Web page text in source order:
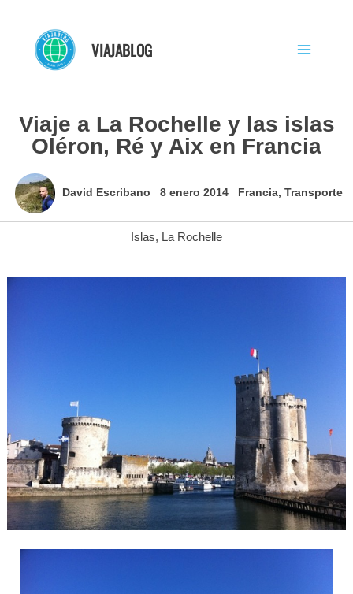
contenido
VIAJABLOG
Viaje a La Rochelle y las islas
Oléron, Ré y Aix en Francia
David Escribano 8 enero 2014 Francia, Transporte
Islas, La Rochelle